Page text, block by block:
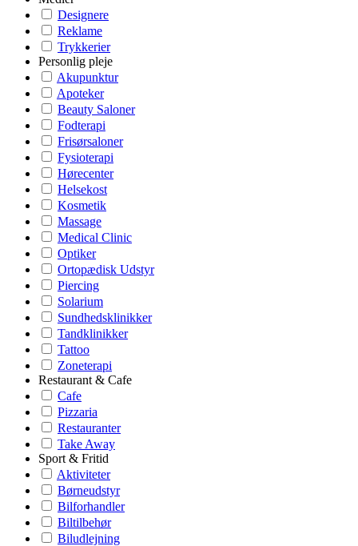
Designere
Reklame
Trykkerier
Personlig pleje
Akupunktur
Apoteker
Beauty Saloner
Fodterapi
Frisørsaloner
Fysioterapi
Hørecenter
Helsekost
Kosmetik
Massage
Medical Clinic
Optiker
Ortopædisk Udstyr
Piercing
Solarium
Sundhedsklinikker
Tandklinikker
Tattoo
Zoneterapi
Restaurant & Cafe
Cafe
Pizzaria
Restauranter
Take Away
Sport & Fritid
Aktiviteter
Børneudstyr
Bilforhandler
Biltilbehør
Biludlejning